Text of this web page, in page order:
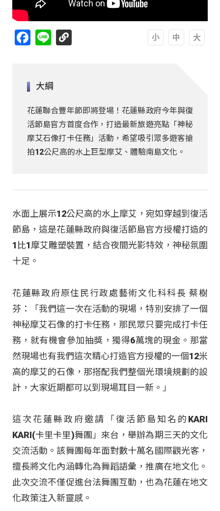
Facebook
Line
大綱
花蓮聯合豐年節即將登場！花蓮縣政府今年與復
活節島官方首度合作，打造最新旅遊亮點「神秘
摩艾石像打卡任務」活動，希望吸引眾多遊客搶
拍12公尺高的水上巨型摩艾、體驗南島文化。
水面上展示12公尺高的水上摩艾，宛如穿越到復活
節島，這是花蓮縣政府與復活節島官方授權打造的
1比1摩艾雕塑裝置，結合夜間光影特效，神秘氛圍
十足。
花蓮縣政府原住民行政處藝術文化科科長 蔡樹
芬：「我們這一次在活動的現場，特別安排了一個
神秘摩艾石像的打卡任務，那民眾只要完成打卡任
務，就有機會參加抽獎，獨得6萬塊的現金。那當
然現場也有我們這次精心打造官方授權的一個12米
高的摩艾的石像，那搭配我們整個光環境規劃的設
計，大家近期都可以到現場耳目一新。」
這次花蓮縣政府邀請「復活節島知名的KARI
KARI(卡里卡里)舞團」來台，舉辦為期三天的文化
交流活動。該舞團每年面對數十萬名國際觀光客，
擅長將文化內涵轉化為舞蹈語彙，推廣在地文化。
此次交流不僅促進台法舞團互動，也為花蓮在地文
化政策注入新靈感。